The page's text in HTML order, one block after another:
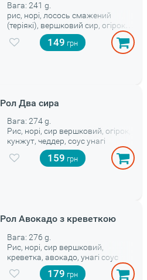
Вага: 241 g.
рис, норі, лосось смажений
(теріякі), вершковий сир, огірок,
соус спайс
149
Рол Два сира
Вага: 274 g.
Рис, норі, сир вершковий, огірок,
кунжут, чеддер, соус унагі
159
Рол Авокадо з креветкою
Вага: 276 g.
Рис, норі, сир вершковий,
креветка, авокадо, унагі соус
179